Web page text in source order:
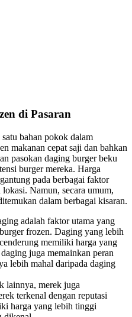
di Pasaran
bahan pokok dalam
makanan cepat saji dan bahkan
pasokan daging burger beku
burger mereka. Harga
pada berbagai faktor
Namun, secara umum,
dalam berbagai kisaran.
adalah faktor utama yang
frozen. Daging yang lebih
memiliki harga yang
juga memainkan peran
lebih mahal daripada daging
lainnya, merek juga
terkenal dengan reputasi
harga yang lebih tinggi